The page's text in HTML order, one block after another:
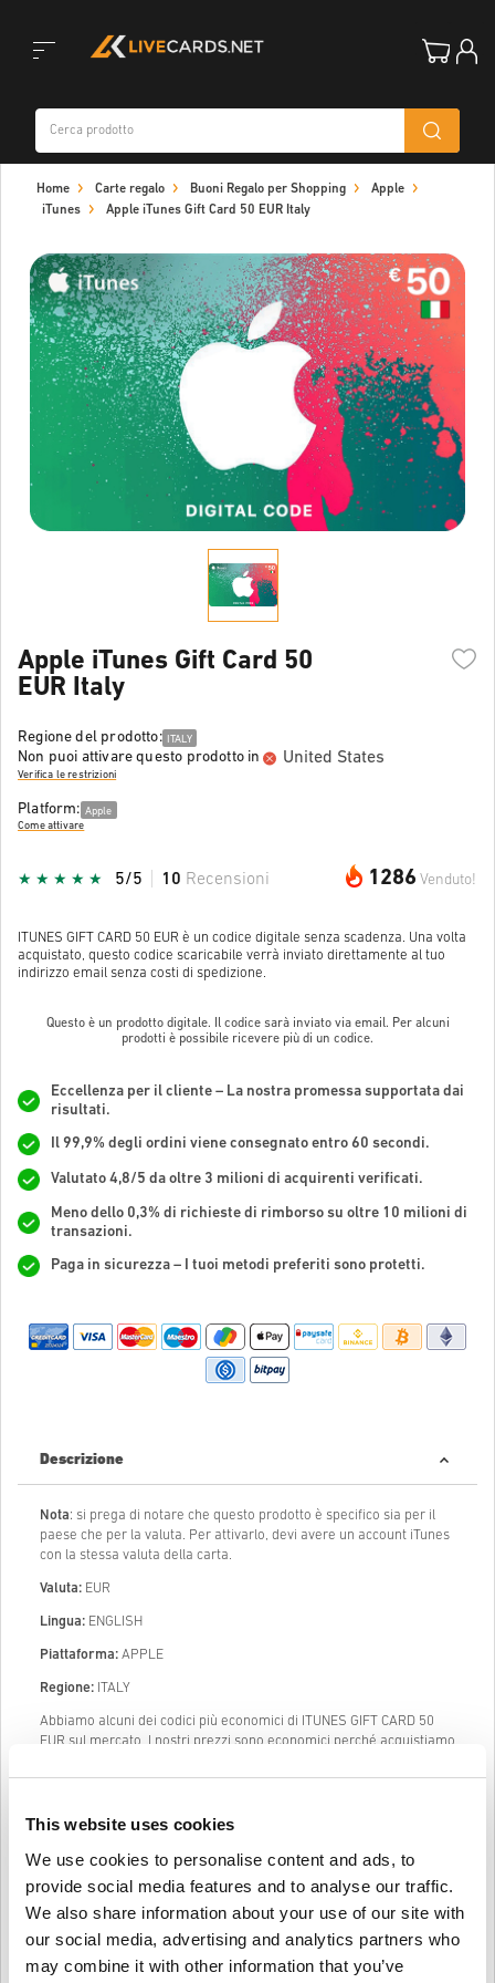
This website uses cookies
We use cookies to personalise content and ads, to
provide social media features and to analyse our traffic.
We also share information about your use of our site with
our social media, advertising and analytics partners who
may combine it with other information that you’ve
navigation
Home Carte regalo Buoni Regalo per Shopping
Apple
iTunes
Apple iTunes Gift Card 50 EUR Italy
Apple iTunes Gift Card 50
EUR Italy
Regione del prodotto: ITALY
Non puoi attivare questo prodotto in United States
Verifica le restrizioni
Platform: Apple
Come attivare
1286 Venduto!
5/5 10 Recensioni
ITUNES GIFT CARD 50 EUR è un codice digitale senza scadenza. Una volta
acquistato, questo codice scaricabile verrà inviato direttamente al tuo
indirizzo email senza costi di spedizione.
Questo è un prodotto digitale. Il codice sarà inviato via email. Per alcuni
prodotti è possibile ricevere più di un codice.
Eccellenza per il cliente – La nostra promessa supportata dai
risultati.
Il 99,9% degli ordini viene consegnato entro 60 secondi.
Valutato 4,8/5 da oltre 3 milioni di acquirenti verificati.
Meno dello 0,3% di richieste di rimborso su oltre 10 milioni di
transazioni.
Paga in sicurezza – I tuoi metodi preferiti sono protetti.
Descrizione
Nota: si prega di notare che questo prodotto è specifico sia per il
paese che per la valuta. Per attivarlo, devi avere un account iTunes
con la stessa valuta della carta.
Valuta: EUR
Lingua: ENGLISH
Piattaforma: APPLE
Regione: ITALY
Abbiamo alcuni dei codici più economici di ITUNES GIFT CARD 50
EUR sul mercato. I nostri prezzi sono economici perché acquistiamo
grado di passarlo a voi, i nostri clienti. Oltre ad essere economici, ti
sono stati acquistati da fornitori ufficiali.
Una volta acquistato, ti manderemo il codice digitale di ITUNES GIFT
CARD 50 EUR istantaneamente e direttamente al tuo indirizzo mail
precedentemente fornito.(pre-Order prodotti saranno forniti prima
o alla data di rilascio menzionata.)
La nostra Live Chat (24/7) e il nostro eccellente supporto clienti
sono sempre disponibili in caso ci fossero problemi o domande